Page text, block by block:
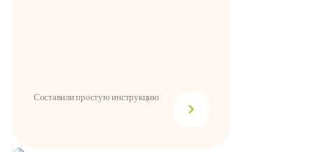
Составили простую инструкцию